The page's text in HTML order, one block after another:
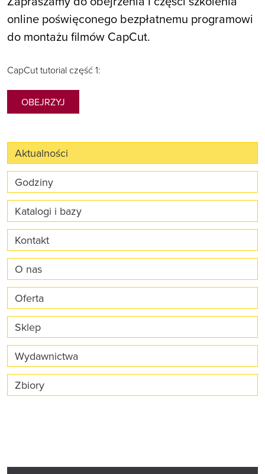
online poświęconego bezpłatnemu programowi
do montażu filmów CapCut.
CapCut tutorial część 1:
OBEJRZYJ
Aktualności
Godziny
Katalogi i bazy
Kontakt
O nas
Oferta
Sklep
Wydawnictwa
Zbiory